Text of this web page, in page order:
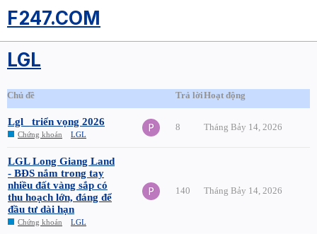
F247.COM
LGL
Chủ đề Trả lờiHoạt động
Lgl_ triển vọng 2026
Chứng khoán LGL
8 Tháng Bảy 14, 2026
LGL Long Giang Land
- BĐS nắm trong tay
nhiều đất vàng sắp có
thu hoạch lớn, đáng để
đầu tư dài hạn
Chứng khoán LGL
140 Tháng Bảy 14, 2026